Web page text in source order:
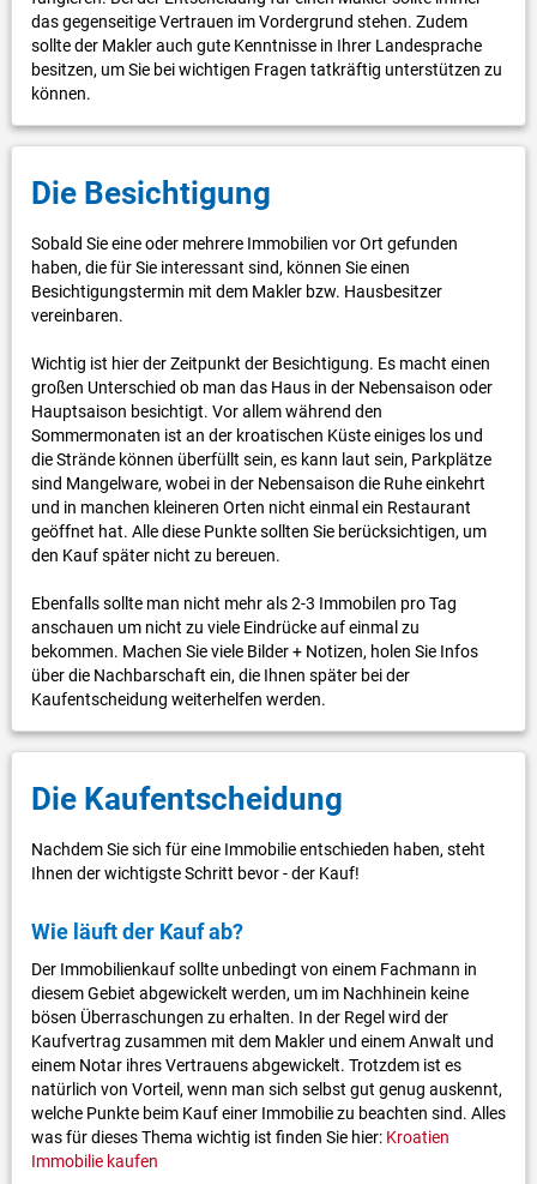
das gegenseitige Vertrauen im Vordergrund stehen. Zudem
sollte der Makler auch gute Kenntnisse in Ihrer Landesprache
besitzen, um Sie bei wichtigen Fragen tatkräftig unterstützen zu
können.
Die Besichtigung
Sobald Sie eine oder mehrere Immobilien vor Ort gefunden
haben, die für Sie interessant sind, können Sie einen
Besichtigungstermin mit dem Makler bzw. Hausbesitzer
vereinbaren.
Wichtig ist hier der Zeitpunkt der Besichtigung. Es macht einen
großen Unterschied ob man das Haus in der Nebensaison oder
Hauptsaison besichtigt. Vor allem während den
Sommermonaten ist an der kroatischen Küste einiges los und
die Strände können überfüllt sein, es kann laut sein, Parkplätze
sind Mangelware, wobei in der Nebensaison die Ruhe einkehrt
und in manchen kleineren Orten nicht einmal ein Restaurant
geöffnet hat. Alle diese Punkte sollten Sie berücksichtigen, um
den Kauf später nicht zu bereuen.
Ebenfalls sollte man nicht mehr als 2-3 Immobilen pro Tag
anschauen um nicht zu viele Eindrücke auf einmal zu
bekommen. Machen Sie viele Bilder + Notizen, holen Sie Infos
über die Nachbarschaft ein, die Ihnen später bei der
Kaufentscheidung weiterhelfen werden.
Die Kaufentscheidung
Nachdem Sie sich für eine Immobilie entschieden haben, steht
Ihnen der wichtigste Schritt bevor - der Kauf!
Wie läuft der Kauf ab?
Der Immobilienkauf sollte unbedingt von einem Fachmann in
diesem Gebiet abgewickelt werden, um im Nachhinein keine
bösen Überraschungen zu erhalten. In der Regel wird der
Kaufvertrag zusammen mit dem Makler und einem Anwalt und
einem Notar ihres Vertrauens abgewickelt. Trotzdem ist es
natürlich von Vorteil, wenn man sich selbst gut genug auskennt,
welche Punkte beim Kauf einer Immobilie zu beachten sind. Alles
was für dieses Thema wichtig ist finden Sie hier: Kroatien
Immobilie kaufen